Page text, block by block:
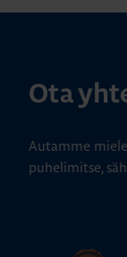
Ota
Autamme
puhelimitse,